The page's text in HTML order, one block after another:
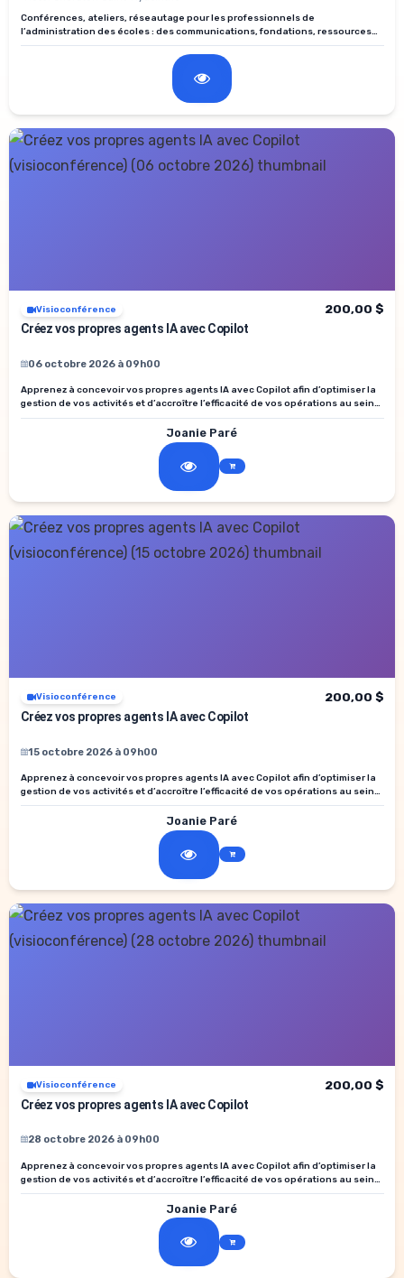
Conférences, ateliers, réseautage pour les professionnels de
l’administration des écoles : des communications, fondations, ressources
humaines, financières et matérielles.
Visioconférence
200,00 $
Créez vos propres agents IA avec Copilot
06 octobre 2026 à 09h00
Apprenez à concevoir vos propres agents IA avec Copilot afin d’optimiser la
gestion de vos activités et d’accroître l’efficacité de vos opérations au sein
de votre établissement.
Joanie Paré
Visioconférence
200,00 $
Créez vos propres agents IA avec Copilot
15 octobre 2026 à 09h00
Apprenez à concevoir vos propres agents IA avec Copilot afin d’optimiser la
gestion de vos activités et d’accroître l’efficacité de vos opérations au sein
de votre établissement.
Joanie Paré
Visioconférence
200,00 $
Créez vos propres agents IA avec Copilot
28 octobre 2026 à 09h00
Apprenez à concevoir vos propres agents IA avec Copilot afin d’optimiser la
gestion de vos activités et d’accroître l’efficacité de vos opérations au sein
de votre établissement.
Joanie Paré